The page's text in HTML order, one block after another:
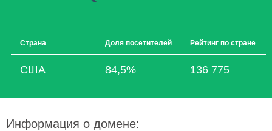
Страна Доля посетителей Рейтинг по стране
США 84,5% 136 775
Информация о домене: